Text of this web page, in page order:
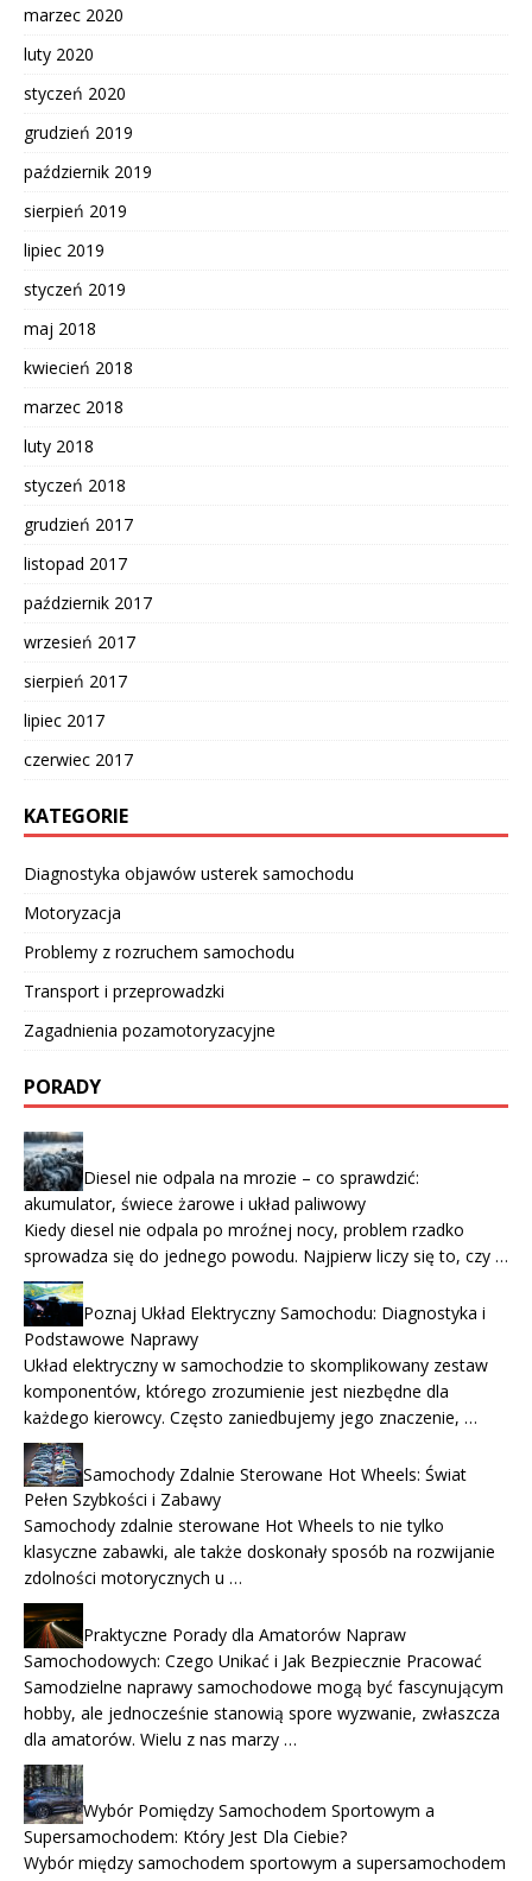
marzec 2020
luty 2020
styczeń 2020
grudzień 2019
październik 2019
sierpień 2019
lipiec 2019
styczeń 2019
maj 2018
kwiecień 2018
marzec 2018
luty 2018
styczeń 2018
grudzień 2017
listopad 2017
październik 2017
wrzesień 2017
sierpień 2017
lipiec 2017
czerwiec 2017
KATEGORIE
Diagnostyka objawów usterek samochodu
Motoryzacja
Problemy z rozruchem samochodu
Transport i przeprowadzki
Zagadnienia pozamotoryzacyjne
PORADY
Diesel nie odpala na mrozie – co sprawdzić:
akumulator, świece żarowe i układ paliwowy
Kiedy diesel nie odpala po mroźnej nocy, problem rzadko
sprowadza się do jednego powodu. Najpierw liczy się to, czy …
Poznaj Układ Elektryczny Samochodu: Diagnostyka i
Podstawowe Naprawy
Układ elektryczny w samochodzie to skomplikowany zestaw
komponentów, którego zrozumienie jest niezbędne dla
każdego kierowcy. Często zaniedbujemy jego znaczenie, …
Samochody Zdalnie Sterowane Hot Wheels: Świat
Pełen Szybkości i Zabawy
Samochody zdalnie sterowane Hot Wheels to nie tylko
klasyczne zabawki, ale także doskonały sposób na rozwijanie
zdolności motorycznych u …
Praktyczne Porady dla Amatorów Napraw
Samochodowych: Czego Unikać i Jak Bezpiecznie Pracować
Samodzielne naprawy samochodowe mogą być fascynującym
hobby, ale jednocześnie stanowią spore wyzwanie, zwłaszcza
dla amatorów. Wielu z nas marzy …
Wybór Pomiędzy Samochodem Sportowym a
Supersamochodem: Który Jest Dla Ciebie?
Wybór między samochodem sportowym a supersamochodem